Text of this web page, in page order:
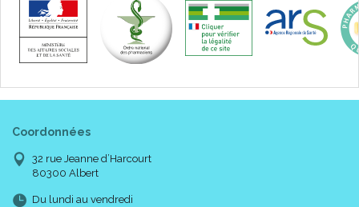
Coordonnées
32 rue Jeanne d’Harcourt
80300 Albert
Du lundi au vendredi